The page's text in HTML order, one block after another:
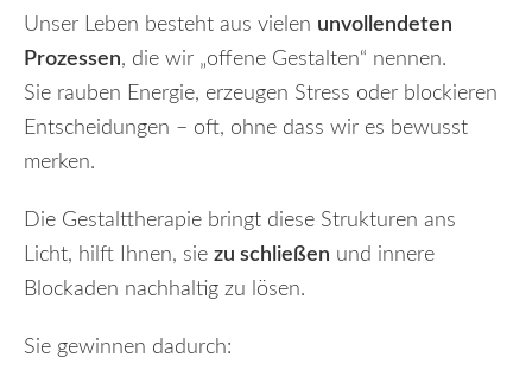
Unser Leben besteht aus vielen unvollendeten
Prozessen, die wir „offene Gestalten“ nennen.
Sie rauben Energie, erzeugen Stress oder blockieren
Entscheidungen – oft, ohne dass wir es bewusst
merken.
Die Gestalttherapie bringt diese Strukturen ans
Licht, hilft Ihnen, sie zu schließen und innere
Blockaden nachhaltig zu lösen.
Sie gewinnen dadurch: